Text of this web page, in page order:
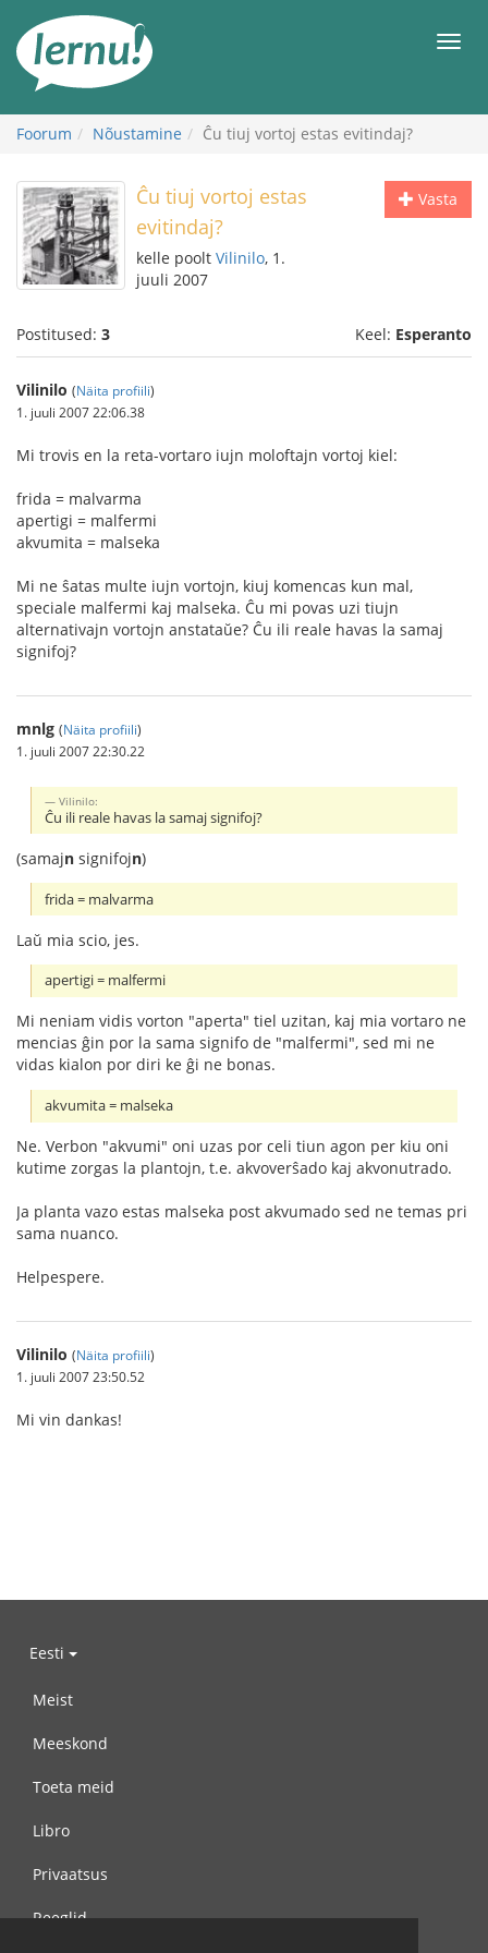
juurde
Foorum Nõustamine Ĉu tiuj vortoj estas evitindaj?
Vasta
Ĉu tiuj vortoj estas
evitindaj?
kelle poolt Vilinilo, 1.
juuli 2007
Postitused: 3 Keel: Esperanto
Vilinilo (Näita profiili)
1. juuli 2007 22:06.38
Mi trovis en la reta-vortaro iujn moloftajn vortoj kiel:
frida = malvarma
apertigi = malfermi
akvumita = malseka
Mi ne ŝatas multe iujn vortojn, kiuj komencas kun mal,
speciale malfermi kaj malseka. Ĉu mi povas uzi tiujn
alternativajn vortojn anstataŭe? Ĉu ili reale havas la samaj
signifoj?
mnlg (Näita profiili)
1. juuli 2007 22:30.22
Vilinilo:
Ĉu ili reale havas la samaj signifoj?
(samajn signifojn)
frida = malvarma
Laŭ mia scio, jes.
apertigi = malfermi
Mi neniam vidis vorton "aperta" tiel uzitan, kaj mia vortaro ne
mencias ĝin por la sama signifo de "malfermi", sed mi ne
vidas kialon por diri ke ĝi ne bonas.
akvumita = malseka
Ne. Verbon "akvumi" oni uzas por celi tiun agon per kiu oni
kutime zorgas la plantojn, t.e. akvoverŝado kaj akvonutrado.
Ja planta vazo estas malseka post akvumado sed ne temas pri
sama nuanco.
Helpespere.
Vilinilo (Näita profiili)
1. juuli 2007 23:50.52
Mi vin dankas!
Eesti
Meist
Meeskond
Toeta meid
Libro
Privaatsus
Reeglid